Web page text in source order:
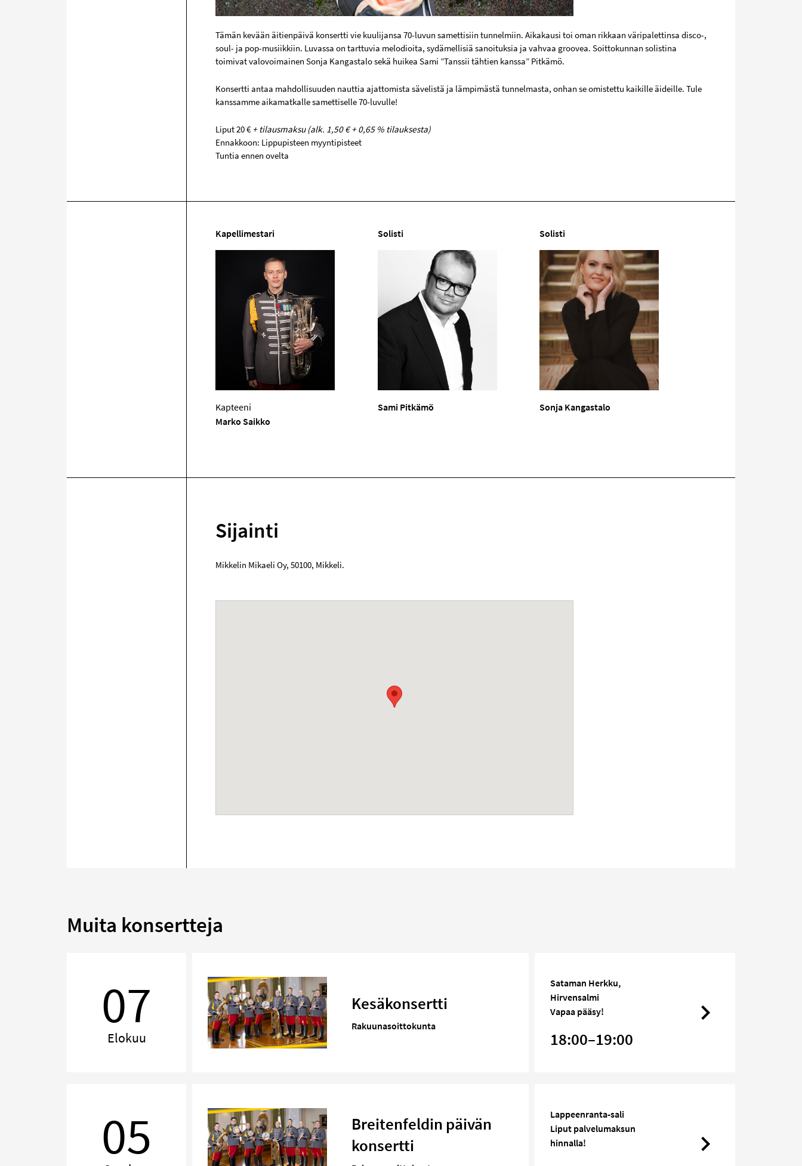
Tämän kevään äitienpäivä konsertti vie kuulijansa 70-luvun samettisiin tunnelmiin. Aikakausi toi oman rikkaan väripalettinsa disco-,
soul- ja pop-musiikkiin. Luvassa on tarttuvia melodioita, sydämellisiä sanoituksia ja vahvaa groovea. Soittokunnan solistina
toimivat valovoimainen Sonja Kangastalo sekä huikea Sami ”Tanssii tähtien kanssa” Pitkämö.
Konsertti antaa mahdollisuuden nauttia ajattomista sävelistä ja lämpimästä tunnelmasta, onhan se omistettu kaikille äideille. Tule
kanssamme aikamatkalle samettiselle 70-luvulle!
Liput 20 €+ tilausmaksu (alk. 1,50 € + 0,65 % tilauksesta)
Ennakkoon: Lippupisteen myyntipisteet
Tuntia ennen ovelta
Kapellimestari
Kapteeni
Marko Saikko
Solisti
Sami Pitkämö
Solisti
Sonja Kangastalo
Sijainti
Mikkelin Mikaeli Oy, 50100, Mikkeli.
Muita konsertteja
07
Elokuu
Kesäkonsertti
Rakuunasoittokunta
Sataman Herkku,
Hirvensalmi
Vapaa pääsy!
18:00–19:00
05
Breitenfeldin päivän
konsertti
Lappeenranta-sali
Liput palvelumaksun
hinnalla!